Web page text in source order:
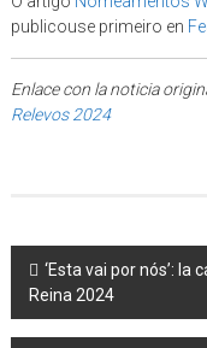
publicouse primeiro en
Enlace con la noticia
Relevos 2024
Post
‘Esta vai por nós’: la
Reina 2024